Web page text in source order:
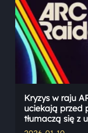
Kryzys w raju
uciekają przed
tłumaczą się z